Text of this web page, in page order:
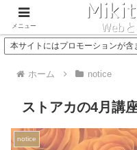
Concept
本サイトにはプロモーションが含
ホーム notice
ストアカの4月講
notice
メニュー